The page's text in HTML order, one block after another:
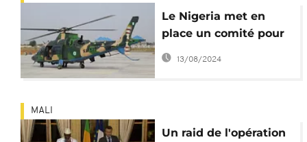
Le Nigeria met en
place un comité pour
comprendre
l'enlèvement de
13/08/2024
MALI
Un raid de l'opération